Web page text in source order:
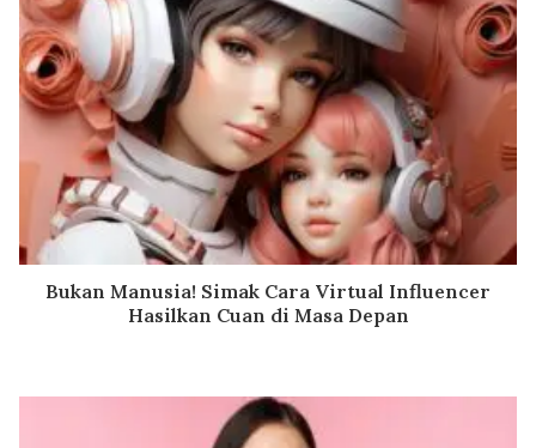
Bukan Manusia! Simak Cara Virtual Influencer
Hasilkan Cuan di Masa Depan